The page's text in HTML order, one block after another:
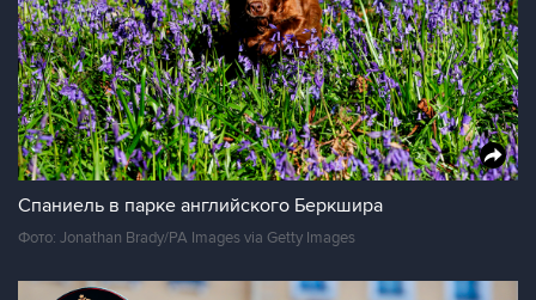
Спаниель в парке английского Беркшира
Фото: Jonathan Brady/PA Images via Getty Images